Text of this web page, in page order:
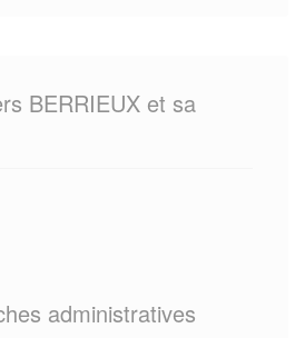
BERRIEUX et sa
administratives